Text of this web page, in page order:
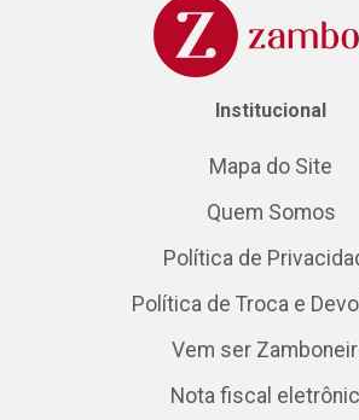
Institucional
Mapa do Site
Quem Somos
Política de
Política de Troca e
Vem ser
Nota fiscal